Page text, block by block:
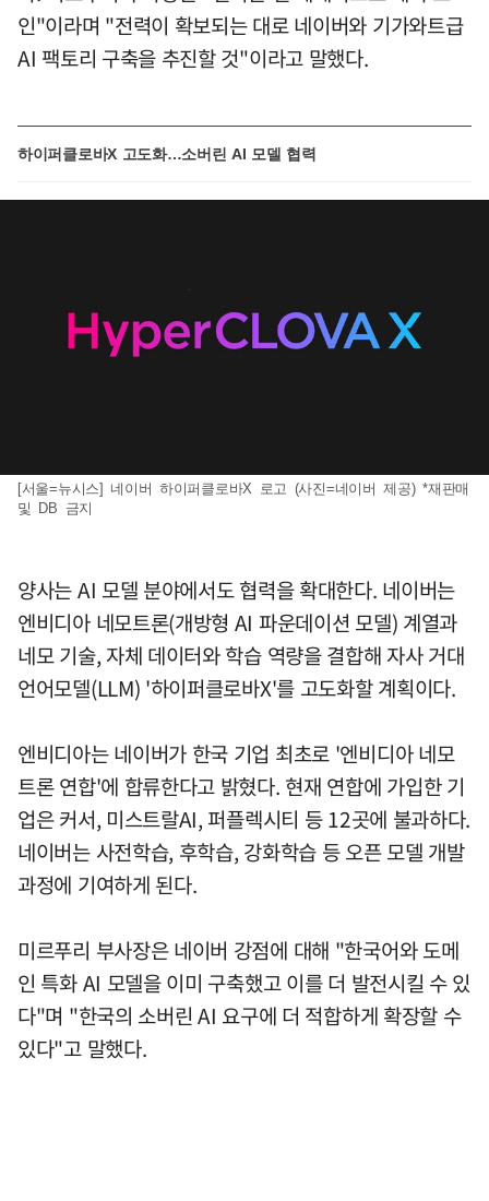
인"이라며 "전력이 확보되는 대로 네이버와 기가와트급
AI 팩토리 구축을 추진할 것"이라고 말했다.
하이퍼클로바X 고도화…소버린 AI 모델 협력
[서울=뉴시스] 네이버 하이퍼클로바X 로고 (사진=네이버 제공) *재판매
및 DB 금지
양사는 AI 모델 분야에서도 협력을 확대한다. 네이버는
엔비디아 네모트론(개방형 AI 파운데이션 모델) 계열과
네모 기술, 자체 데이터와 학습 역량을 결합해 자사 거대
언어모델(LLM) '하이퍼클로바X'를 고도화할 계획이다.
엔비디아는 네이버가 한국 기업 최초로 '엔비디아 네모
트론 연합'에 합류한다고 밝혔다. 현재 연합에 가입한 기
업은 커서, 미스트랄AI, 퍼플렉시티 등 12곳에 불과하다.
네이버는 사전학습, 후학습, 강화학습 등 오픈 모델 개발
과정에 기여하게 된다.
미르푸리 부사장은 네이버 강점에 대해 "한국어와 도메
인 특화 AI 모델을 이미 구축했고 이를 더 발전시킬 수 있
다"며 "한국의 소버린 AI 요구에 더 적합하게 확장할 수
있다"고 말했다.